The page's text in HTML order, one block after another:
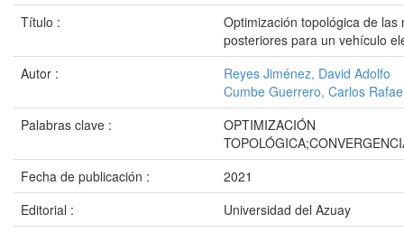
Título :
Optimización topológica de
posteriores para un vehículo
Autor :
Reyes Jiménez, David Adolfo
Cumbe Guerrero, Carlos
Palabras clave :
OPTIMIZACIÓN
Fecha de publicación :
2021
Editorial :
Universidad del Azuay